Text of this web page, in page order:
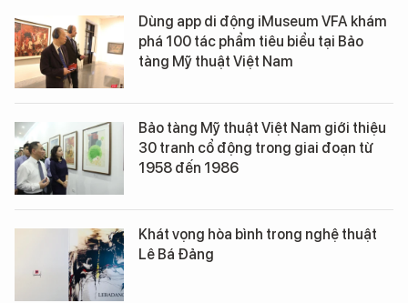
Dùng app di động iMuseum VFA khám
phá 100 tác phẩm tiêu biểu tại Bảo
tàng Mỹ thuật Việt Nam
Bảo tàng Mỹ thuật Việt Nam giới thiệu
30 tranh cổ động trong giai đoạn từ
1958 đến 1986
Khát vọng hòa bình trong nghệ thuật
Lê Bá Đảng